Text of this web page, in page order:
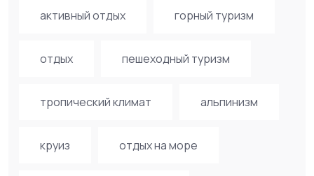
активный отдых горный туризм
отдых пешеходный туризм
тропический климат альпинизм
круиз отдых на море